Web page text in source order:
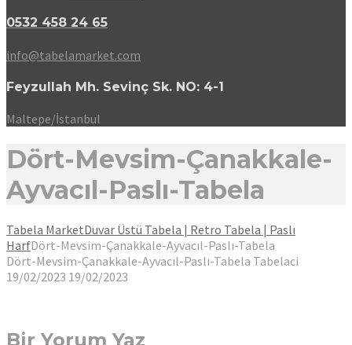
0532 458 24 65
info@tabelamarket.com
Feyzullah Mh. Sevinç Sk. NO: 4-1
Maltepe/İstanbul
Dört-Mevsim-Çanakkale-
Ayvacıl-Paslı-Tabela
Tabela MarketDuvar Üstü Tabela | Retro Tabela | Paslı
HarfDört-Mevsim-Çanakkale-Ayvacıl-Paslı-Tabela
Dört-Mevsim-Çanakkale-Ayvacıl-Paslı-Tabela Tabelaci
19/02/2023 19/02/2023
Bir Yorum Yaz